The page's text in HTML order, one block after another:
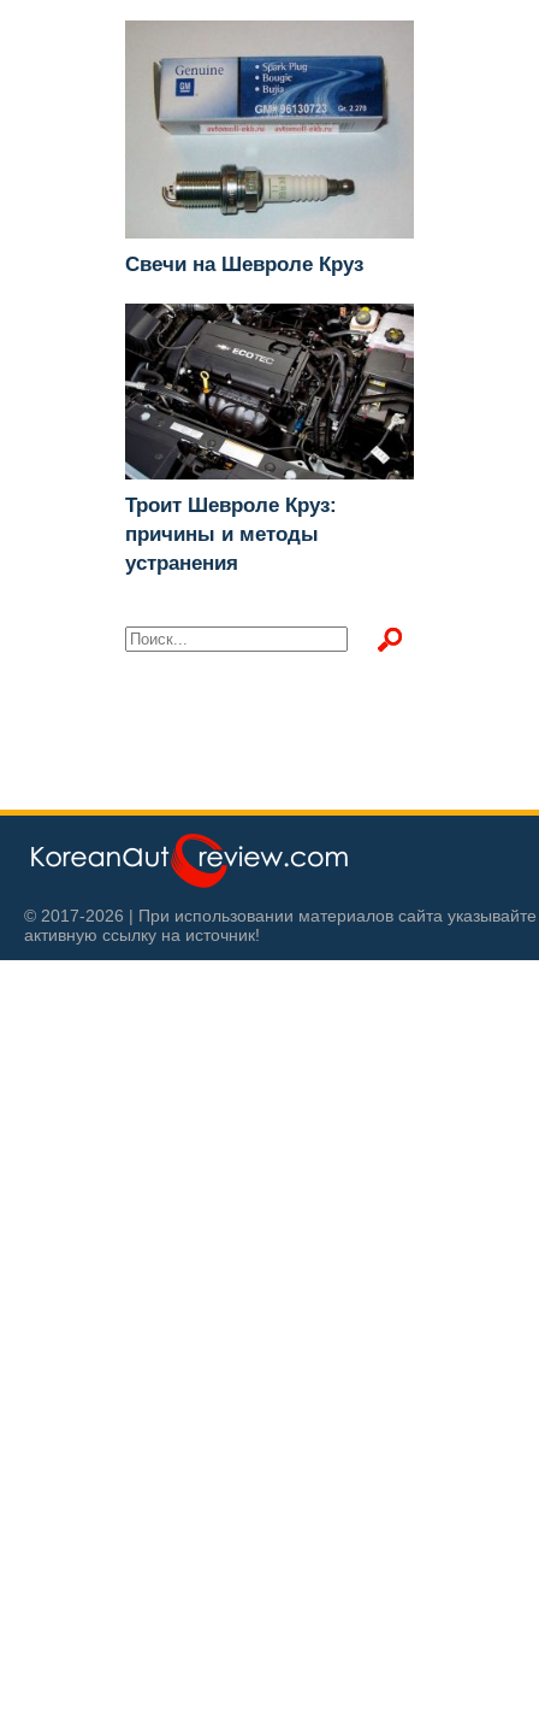
Свечи на Шевроле Круз
Троит Шевроле Круз:
причины и методы
устранения
© 2017-2026 | При использовании материалов сайта указывайте
активную ссылку на источник!